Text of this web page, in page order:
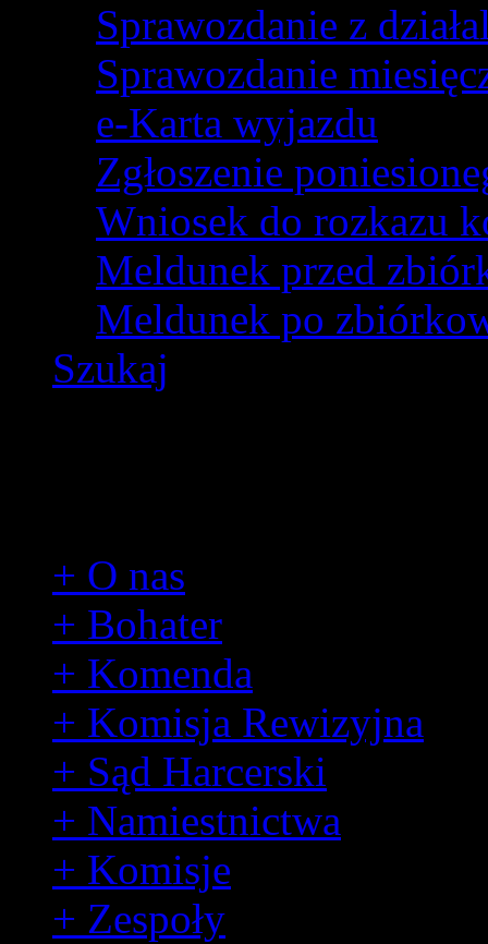
Sprawozdanie z
Sprawozdanie
e-Karta wyjazdu
Zgłoszenie
Wniosek do rozkazu
Meldunek przed
Meldunek po
Szukaj
+ O nas
+ Bohater
+ Komenda
+ Komisja Rewizyjna
+ Sąd Harcerski
+ Namiestnictwa
+ Komisje
+ Zespoły